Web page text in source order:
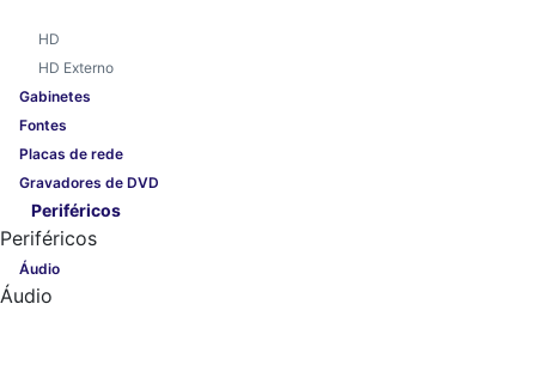
HD
HD Externo
Gabinetes
Fontes
Placas de rede
Gravadores de DVD
Periféricos
Periféricos
Áudio
Áudio